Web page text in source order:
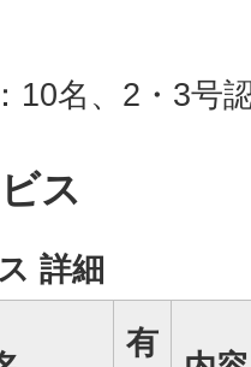
10名、2・3号
ス
詳細
有